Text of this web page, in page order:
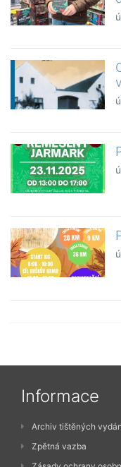
Informace
Archiv tištěných
Zpětná vazba